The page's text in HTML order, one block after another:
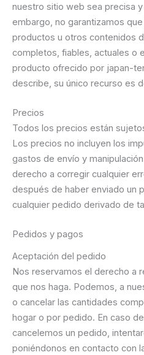
nuestro sitio web sea precisa
embargo, no garantizamos
productos u otros contenidos
completos, fiables, actuales o
producto ofrecido por japan-
describe, su único recurso es
Precios
Todos los precios están
Los precios no incluyen los
gastos de envío y
derecho a corregir cualquier
después de haber enviado un
cualquier pedido derivado de
Pedidos y pagos
Aceptación del pedido
Nos reservamos el derecho a
que nos haga. Podemos, a
o cancelar las cantidades
hogar o por pedido. En caso
cancelemos un pedido,
poniéndonos en contacto con